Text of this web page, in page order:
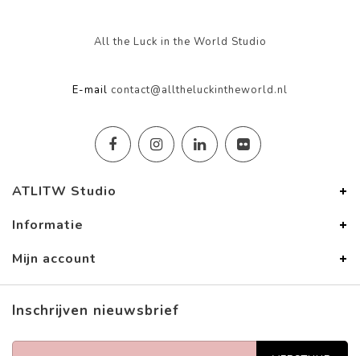
All the Luck in the World Studio
E-mail contact@alltheluckintheworld.nl
ATLITW Studio
Informatie
Mijn account
Inschrijven nieuwsbrief